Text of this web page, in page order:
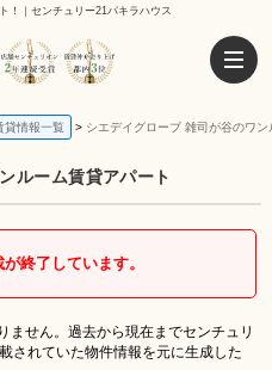
！｜センチュリー21パキラハウス
貸情報一覧 シエデイグローブ 雑司が谷のワ
ルーム賃貸アパート
終了しています。
せん。過去から現在までセンチュリ
されていた物件情報を元に生成した